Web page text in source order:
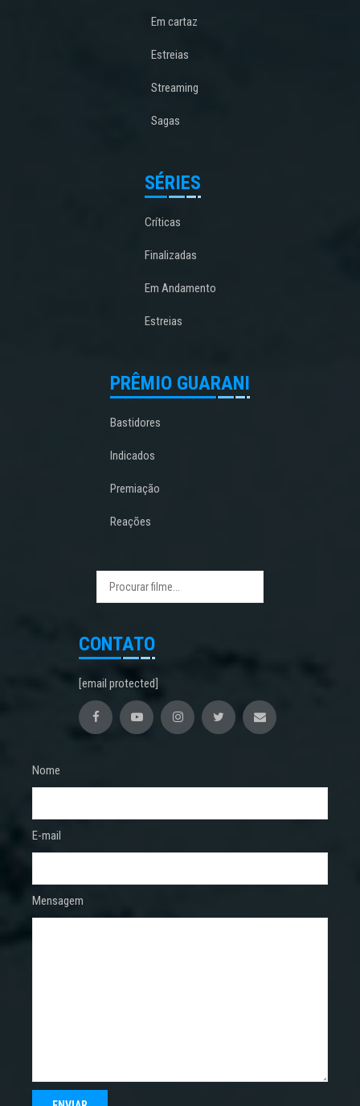
Em cartaz
Estreias
Streaming
Sagas
SÉRIES
Críticas
Finalizadas
Em Andamento
Estreias
PRÊMIO GUARANI
Bastidores
Indicados
Premiação
Reações
CONTATO
[email protected]
Nome
E-mail
Mensagem